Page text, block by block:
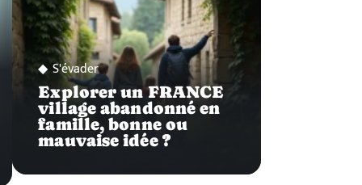
S'évader
Explorer un FRANCE
village abandonné en
famille, bonne ou
mauvaise idée ?